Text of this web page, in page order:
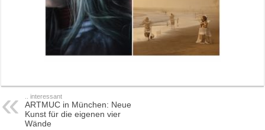
.. interessant
ARTMUC in München: Neue
Kunst für die eigenen vier
Wände